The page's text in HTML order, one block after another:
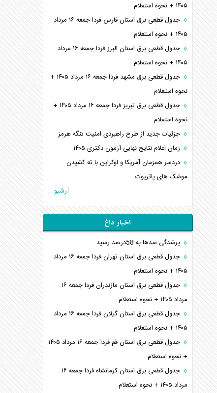
۱۴۰۵ + نحوه استعلام
جدول قطعی برق استان فارس فردا جمعه ۱۶ مرداد
۱۴۰۵ + نحوه استعلام
جدول قطعی برق استان البرز فردا جمعه ۱۶ مرداد
۱۴۰۵ + نحوه استعلام
جدول قطعی برق مشهد فردا جمعه ۱۶ مرداد ۱۴۰۵ +
نحوه استعلام
جدول قطعی برق تبریز فردا جمعه ۱۶ مرداد ۱۴۰۵ +
نحوه استعلام
جزئیات جدید از طرح راهبردی امنیت تنگه هرمز
زمان اعلام نتایج نهایی آزمون دکتری ۱۴۰۵
دردسر همزمان آمریکا و اوکراین با ته کشیدن
موشک های پاتریوت
آرشیو...
اخبار داغ
پرشدگی سدها به 58درصد رسید
جدول قطعی برق استان تهران فردا جمعه ۱۶ مرداد
۱۴۰۵ + نحوه استعلام
جدول قطعی برق استان مازندران فردا جمعه ۱۶
مرداد ۱۴۰۵ + نحوه استعلام
جدول قطعی برق استان گیلان فردا جمعه ۱۶ مرداد
۱۴۰۵ + نحوه استعلام
جدول قطعی برق استان قم فردا جمعه ۱۶ مرداد ۱۴۰۵
+ نحوه استعلام
جدول قطعی برق استان کرمانشاه فردا جمعه ۱۶
مرداد ۱۴۰۵ + نحوه استعلام